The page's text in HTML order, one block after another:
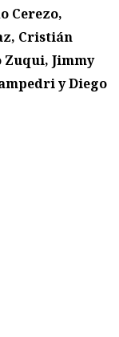
Cerezo,
Cristián
Zuqui, Jimmy
y Diego